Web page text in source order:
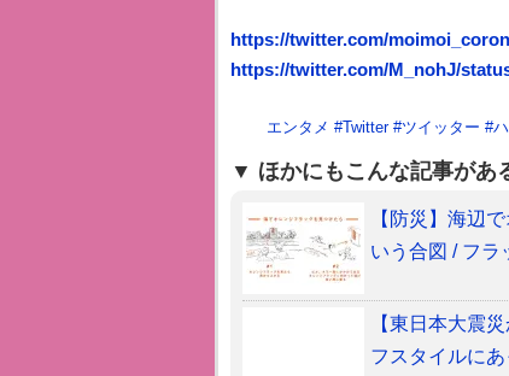
https://twitter.com/
https://twitter.com/M_nohJ/
エンタメ #Twitter#ツイッター #
ほかにもこんな記事があ
【防災】海辺
いう合図 / フラ
【東日本大震
フスタイルに